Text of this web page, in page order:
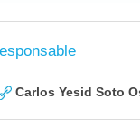
Carlos Yesid Soto